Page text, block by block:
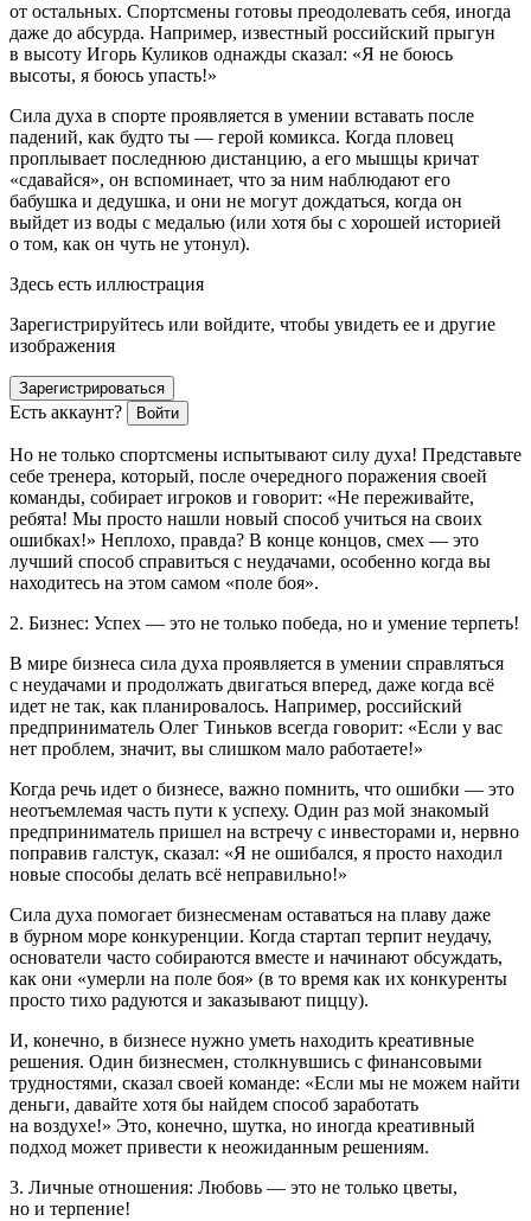
от остальных. Спортсмены готовы преодолевать себя, иногда
даже до абсурда. Например, известный российский прыгун
в высоту Игорь Куликов однажды сказал: «Я не боюсь
высоты, я боюсь упасть!»
Сила духа в спорте проявляется в умении вставать после
падений, как будто ты — герой комикса. Когда пловец
проплывает последнюю дистанцию, а его мышцы кричат
«сдавайся», он вспоминает, что за ним наблюдают его
бабушка и дедушка, и они не могут дождаться, когда он
выйдет из воды с медалью (или хотя бы с хорошей историей
о том, как он чуть не утонул).
Здесь есть иллюстрация
Зарегистрируйтесь или войдите, чтобы увидеть ее и другие
изображения
Зарегистрироваться
Есть аккаунт? Войти
Но не только спортсмены испытывают силу духа! Представьте
себе тренера, который, после очередного поражения своей
команды, собирает игроков и говорит: «Не переживайте,
ребята! Мы просто нашли новый способ учиться на своих
ошибках!» Неплохо, правда? В конце концов, смех — это
лучший способ справиться с неудачами, особенно когда вы
находитесь на этом самом «поле боя».
2. Бизнес: Успех — это не только победа, но и умение терпеть!
В мире бизнеса сила духа проявляется в умении справляться
с неудачами и продолжать двигаться вперед, даже когда всё
идет не так, как планировалось. Например, российский
предприниматель Олег Тиньков всегда говорит: «Если у вас
нет проблем, значит, вы слишком мало работаете!»
Когда речь идет о бизнесе, важно помнить, что ошибки — это
неотъемлемая часть пути к успеху. Один раз мой знакомый
предприниматель пришел на встречу с инвесторами и, нервно
поправив галстук, сказал: «Я не ошибался, я просто находил
новые способы делать всё неправильно!»
Сила духа помогает бизнесменам оставаться на плаву даже
в бурном море конкуренции. Когда стартап терпит неудачу,
основатели часто собираются вместе и начинают обсуждать,
как они «умерли на поле боя» (в то время как их конкуренты
просто тихо радуются и заказывают пиццу).
И, конечно, в бизнесе нужно уметь находить креативные
решения. Один бизнесмен, столкнувшись с финансовыми
трудностями, сказал своей команде: «Если мы не можем найти
деньги, давайте хотя бы найдем способ заработать
на воздухе!» Это, конечно, шутка, но иногда креативный
подход может привести к неожиданным решениям.
3. Личные отношения: Любовь — это не только цветы,
но и терпение!